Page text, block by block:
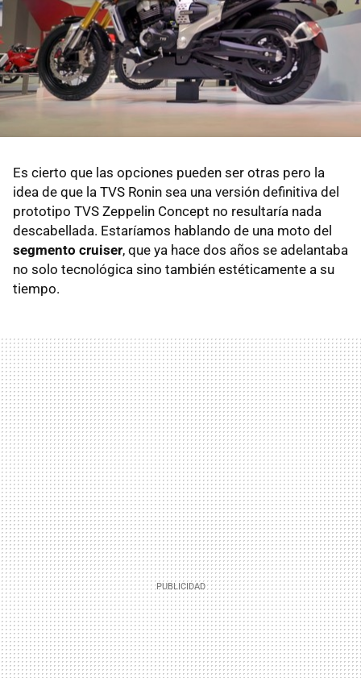
Es cierto que las opciones pueden ser otras pero la
idea de que la TVS Ronin sea una versión definitiva del
prototipo TVS Zeppelin Concept no resultaría nada
descabellada. Estaríamos hablando de una moto del
segmento cruiser, que ya hace dos años se adelantaba
no solo tecnológica sino también estéticamente a su
tiempo.